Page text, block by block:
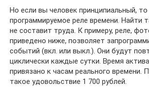
Но если вы человек принципиальный,
программируемое реле времени. Найти
не составит труда. К примеру, реле,
приведено ниже, позволяет
событий (вкл. или выкл.). Они будут
циклически каждые сутки. Время
привязано к часам реального времени.
такое удовольствие 1 700 рублей.